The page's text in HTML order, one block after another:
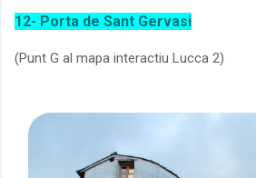
12- Porta de Sant Gervasi
(Punt G al mapa interactiu Lucca 2)